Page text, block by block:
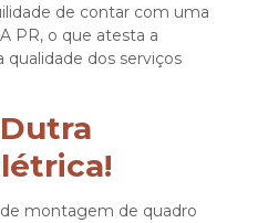
de contar com uma
PR, o que atesta a
qualidade dos serviços
montagem de quadro